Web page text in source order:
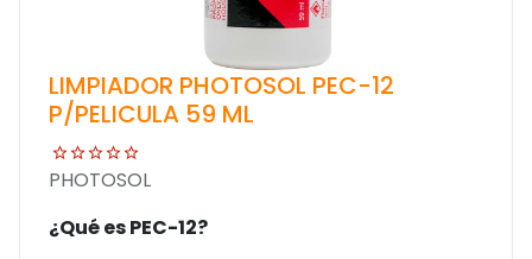
LIMPIADOR PHOTOSOL PEC-12
P/PELICULA 59 ML
PHOTOSOL
¿Qué es PEC-12?